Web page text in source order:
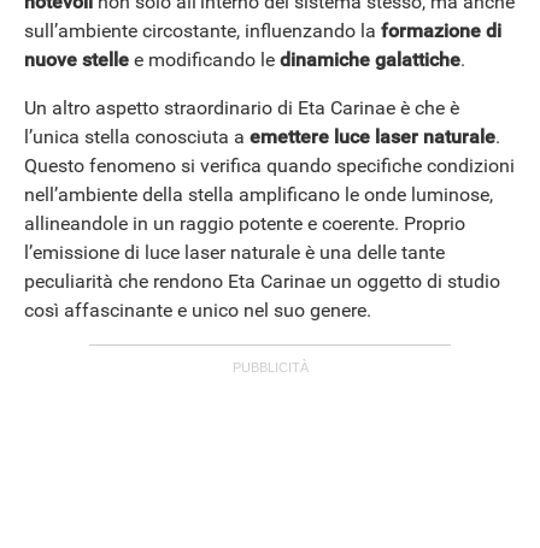
sull’ambiente circostante, influenzando la formazione di
nuove stelle e modificando le dinamiche galattiche.
Un altro aspetto straordinario di Eta Carinae è che è
l’unica stella conosciuta a emettere luce laser naturale.
Questo fenomeno si verifica quando specifiche condizioni
nell’ambiente della stella amplificano le onde luminose,
allineandole in un raggio potente e coerente. Proprio
l’emissione di luce laser naturale è una delle tante
peculiarità che rendono Eta Carinae un oggetto di studio
così affascinante e unico nel suo genere.